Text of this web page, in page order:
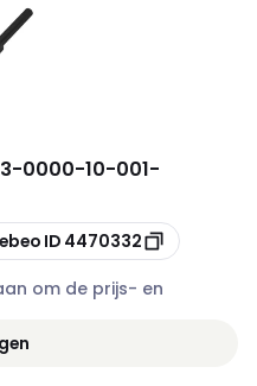
0000-10-001-
ID 4470332
om de prijs- en